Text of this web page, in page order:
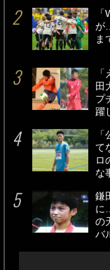
が
ま
田
プ
躍
て
ロ
な
鎌
に
の
バ